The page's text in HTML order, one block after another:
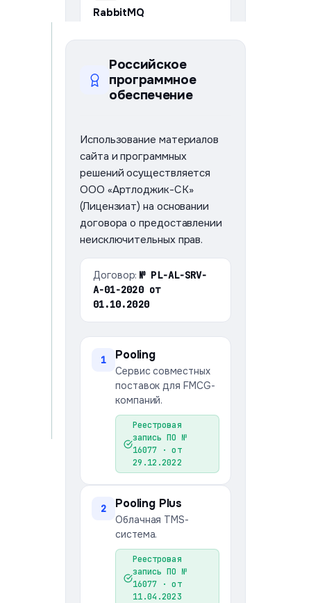
RabbitMQ
обработки очередей и
интеграции сервисов.
Централизованный сбор,
анализ и мониторинг
логов (Elasticsearch,
Logstash, Kibana).
DCKR
приложений и управление
средами развёртывания.
GitLab
Система контроля версий,
CI/CD и организации
Российское
программное
обеспечение
Использование материалов
сайта и программных
решений осуществляется
ООО «Артлоджик-СК»
(Лицензиат) на основании
договора о предоставлении
неисключительных прав.
Договор: № PL-AL-SRV-
A-01-2020 от
01.10.2020
1 Pooling
Сервис совместных
поставок для FMCG-
компаний.
Реестровая
запись ПО №
16077 · от
29.12.2022
2 Pooling Plus
Облачная TMS-
система.
Реестровая
запись ПО №
16077 · от
11.04.2023